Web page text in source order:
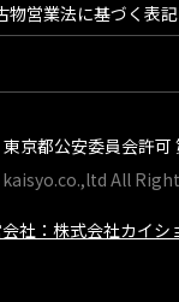
物営業法に基づく表記
京都公安委員会許
All
社：株式会社カイシ